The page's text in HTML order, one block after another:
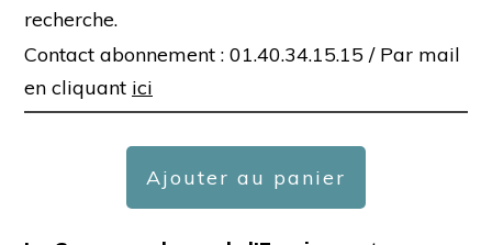
recherche.
Contact abonnement : 01.40.34.15.15 / Par mail
en cliquant ici
Ajouter au panier